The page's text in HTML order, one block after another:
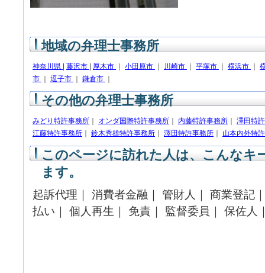
地域の弁理士事務所
神奈川県 藤沢市 厚木市 小田原市 川崎市 平塚市 横浜市
市
逗子市 鎌倉市
その他の弁理士事務所
みどり特許事務所 オンダ国際特許事務所 内藤特許事務所
澤田特
江藤特許事務所
鈴木秀雄特許事務所 澤田特許事務所 山本内外特
このページに訪れた人は、こんなキ
ます。
起訴代理｜ 消費者金融｜ 管財人｜ 商業登記
払い｜ 個人再生｜ 免責｜ 監督委員｜ 保佐人